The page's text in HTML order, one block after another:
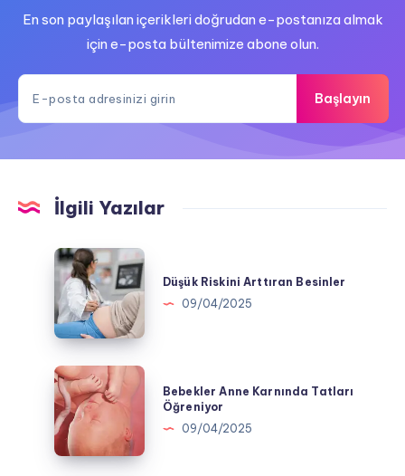
En son paylaşılan içerikleri doğrudan e-postanıza almak
için e-posta bültenimize abone olun.
Başlayın
İlgili Yazılar
Düşük
Riskini
Arttıran
Besinler
Düşük Riskini Arttıran Besinler
09/04/2025
Bebekler
Anne
Karnında
Tatları
Öğreniyor
Bebekler Anne Karnında Tatları
Öğreniyor
09/04/2025